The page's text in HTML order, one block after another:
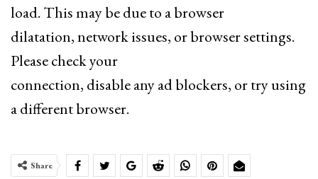
load. This may be due to a browser
dilatation, network issues, or browser settings.
Please check your
connection, disable any ad blockers, or try using
a different browser.
Share